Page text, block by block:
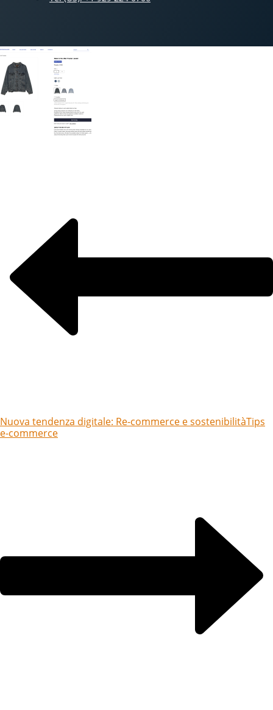
Nuova tendenza digitale: Re-commerce e sostenibilitàTips
e-commerce